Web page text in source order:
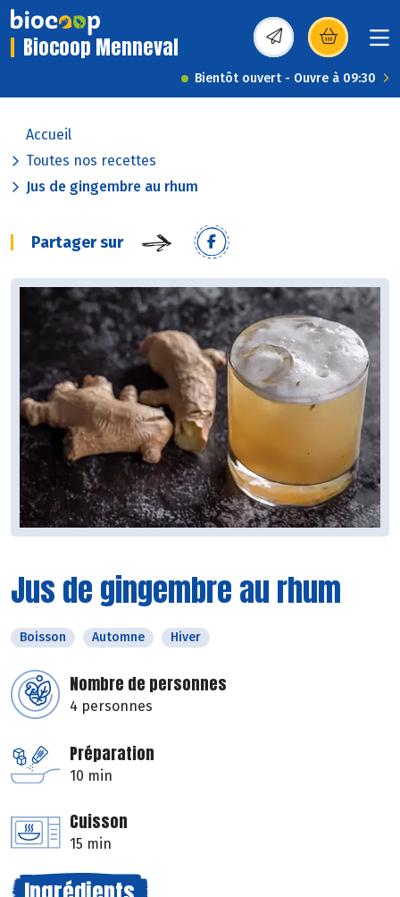
Biocoop Menneval (s’ouvre dans une
Bientôt ouvert - Ouvre à 09:30
Accueil
Toutes nos recettes
Jus de gingembre au rhum
Partager sur
Jus de gingembre au rhum
Boisson Automne Hiver
Nombre de personnes
4 personnes
Préparation
10 min
Cuisson
15 min